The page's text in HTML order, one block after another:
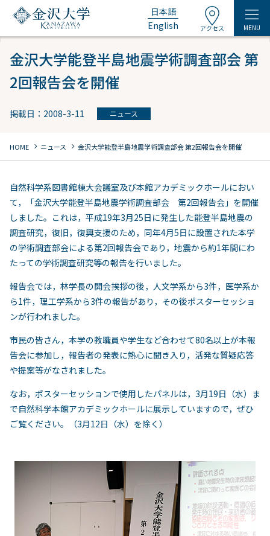
日本語
English
アクセス MENU
金沢大学能登半島地震学術調査部会 第
2回報告会を開催
掲載日：2008-3-11 ニュース
HOME chevron_right ニュース chevron_right 金沢大学能登半島地震学術調査部会 第2回報告会を開催
自然科学系図書館棟大会議室及び本館アカデミックホールにおい
て，「金沢大学能登半島地震学術調査部会 第2回報告会」を開催
しました。これは，平成19年3月25日に発生した能登半島地震の
調査研究，復旧，復興支援のため，同年4月5日に設置された本学
の学術調査部会による第2回報告会であり，地震から約1年間にわ
たっての学術調査研究等の報告を行いました。
報告会では，林学長の開会挨拶の後，人文学系から3件，医学系か
ら1件，理工学系から3件の報告があり，その後ポスターセッショ
ンが行われました。
市民の皆さん，本学の教職員や学生など合わせて80名以上が本報
告会に参加し，報告者の発表に熱心に聞き入り，活発な質疑応答
や提案等がなされました。
なお，ポスターセッションで使用したパネルは，3月19日（水）ま
で自然科学本館アカデミックホールに展示していますので，ぜひ
ご覧ください。（3月12日（水）を除く）